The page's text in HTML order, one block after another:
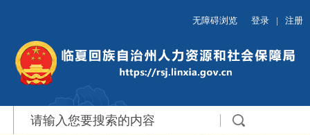
无障碍浏览 登录 | 注册